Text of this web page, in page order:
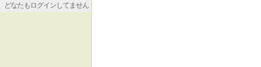
どなたもログインしてません